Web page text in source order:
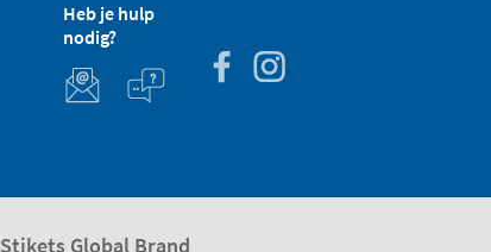
Heb je hulp
nodig?
Stikets Global Brand